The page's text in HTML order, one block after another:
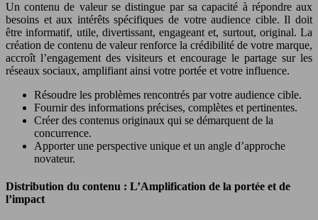
Un contenu de valeur se distingue par sa capacité à répondre aux
besoins et aux intérêts spécifiques de votre audience cible. Il doit
être informatif, utile, divertissant, engageant et, surtout, original. La
création de contenu de valeur renforce la crédibilité de votre marque,
accroît l’engagement des visiteurs et encourage le partage sur les
réseaux sociaux, amplifiant ainsi votre portée et votre influence.
Résoudre les problèmes rencontrés par votre audience cible.
Fournir des informations précises, complètes et pertinentes.
Créer des contenus originaux qui se démarquent de la
concurrence.
Apporter une perspective unique et un angle d’approche
novateur.
Distribution du contenu : L’Amplification de la portée et de
l’impact